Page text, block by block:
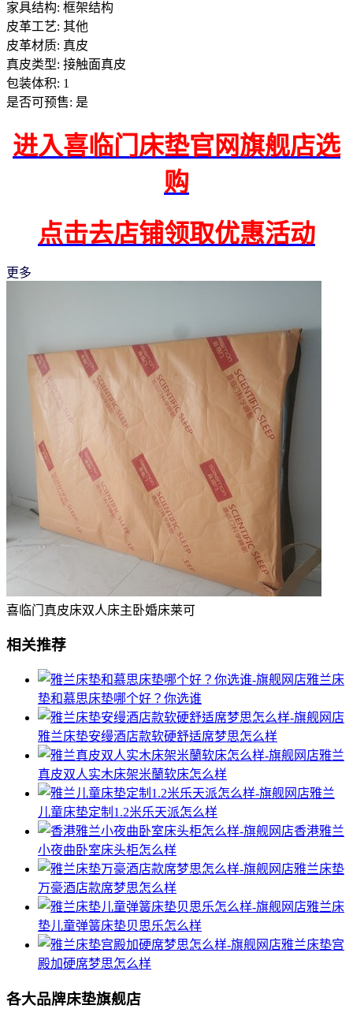
家具结构: 框架结构
皮革工艺: 其他
皮革材质: 真皮
真皮类型: 接触面真皮
包装体积: 1
是否可预售: 是
进入喜临门床垫官网旗舰店选
购
点击去店铺领取优惠活动
更多
喜临门真皮床双人床主卧婚床莱可
相关推荐
雅兰床
垫和慕思床垫哪个好？你选谁
雅兰床垫安缦酒店款软硬舒适席梦思怎么样
雅兰
真皮双人实木床架米蘭软床怎么样
雅兰
儿童床垫定制1.2米乐天派怎么样
香港雅兰
小夜曲卧室床头柜怎么样
雅兰床垫
万豪酒店款席梦思怎么样
雅兰床
垫儿童弹簧床垫贝思乐怎么样
雅兰床垫宫
殿加硬席梦思怎么样
各大品牌床垫旗舰店